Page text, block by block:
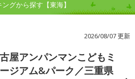
グから探す【東海】
2026/08/07 更新
屋アンパンマンこどもミ
ジアム&パーク／三重県